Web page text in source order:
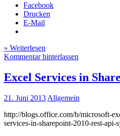
Facebook
Drucken
E-Mail
» Weiterlesen
Kommentar hinterlassen
Excel Services in
21. Juni 2013 Allgemein
http://blogs.office.com/b/microsoft-
services-in-sharepoint-2010-rest-api-